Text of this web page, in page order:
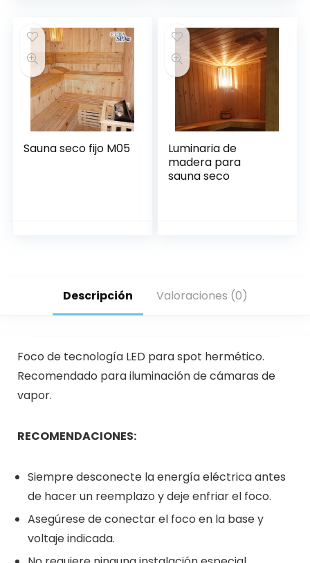
Sauna seco fijo M05
Luminaria de
madera para
sauna seco
Descripción Valoraciones (0)
Foco de tecnología LED para spot hermético.
Recomendado para iluminación de cámaras de
vapor.
RECOMENDACIONES:
Siempre desconecte la energía eléctrica antes
de hacer un reemplazo y deje enfriar el foco.
Asegúrese de conectar el foco en la base y
voltaje indicada.